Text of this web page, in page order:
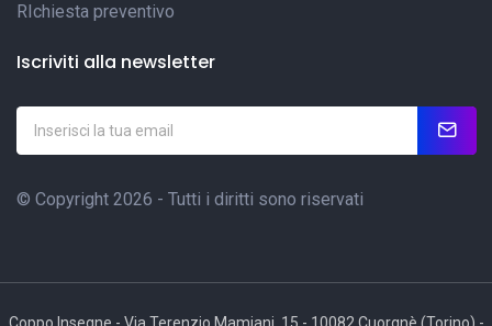
RIchiesta preventivo
Iscriviti alla newsletter
© Copyright 2026 - Tutti i diritti sono riservati